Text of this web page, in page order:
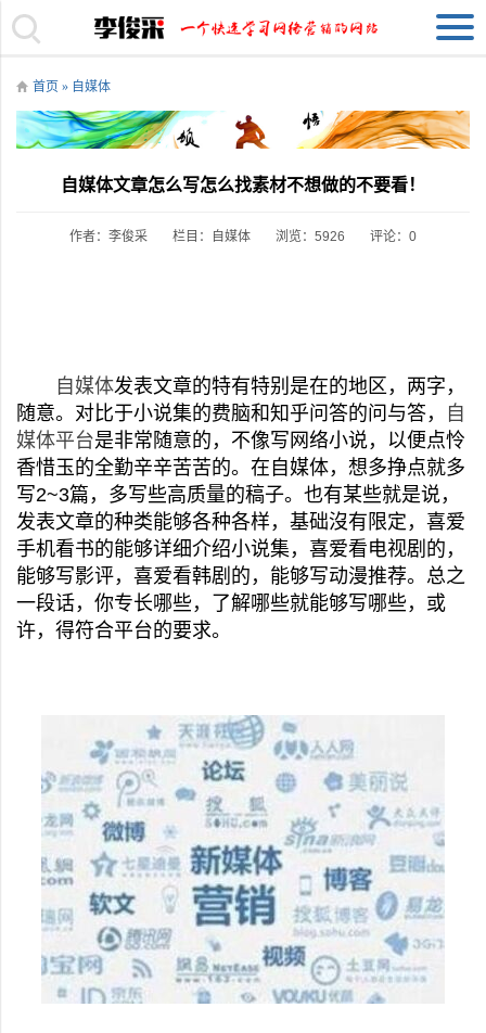
首页 » 自媒体
自媒体文章怎么写怎么找素材不想做的不要看！
作者：李俊采 栏目： 自媒体 浏览：5926 评论：0
自媒体发表文章的特有特别是在的地区，两字，
随意。对比于小说集的费脑和知乎问答的问与答，
自
媒体平台是非常随意的，不像写网络小说，以便点怜
香惜玉的全勤辛辛苦苦的。在自媒体，想多挣点就多
写2~3篇，多写些高质量的稿子。也有某些就是说，
发表文章的种类能够各种各样，基础沒有限定，喜爱
手机看书的能够详细介绍小说集，喜爱看电视剧的，
能够写影评，喜爱看韩剧的，能够写动漫推荐。总之
一段话，你专长哪些，了解哪些就能够写哪些，或
许，得符合平台的要求。